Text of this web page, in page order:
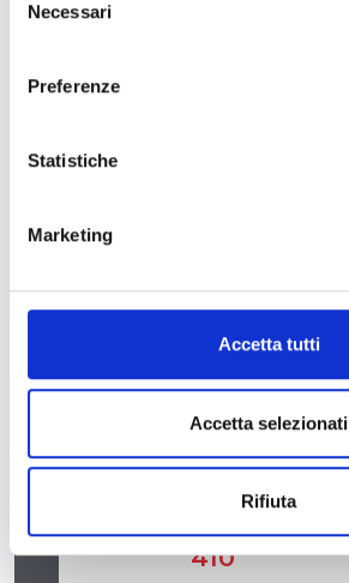
delNecessari
Preferenze
Statistiche
Marketing
Accetta tutti
Accetta selezionati
Rifiuta